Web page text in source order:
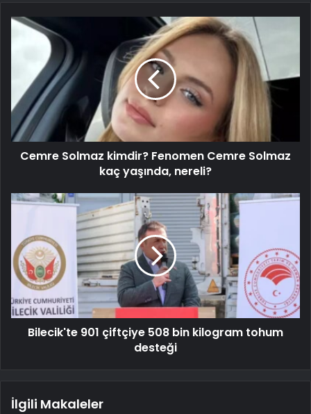
Cemre Solmaz kimdir? Fenomen Cemre Solmaz
kaç yaşında, nereli?
Bilecik'te 901 çiftçiye 508 bin kilogram tohum
desteği
İlgili Makaleler